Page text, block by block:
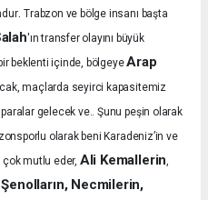
.Trabzon ve bölge insanı başta
'ın transfer olayını büyük
beklenti içinde, bölgeyeArap
maçlarda seyirci kapasitemiz
gelecek ve.. Şunu peşin olarak
olarak beni Karadeniz’in ve
çok mutlu eder, Ali Kemallerin,
Necmilerin,